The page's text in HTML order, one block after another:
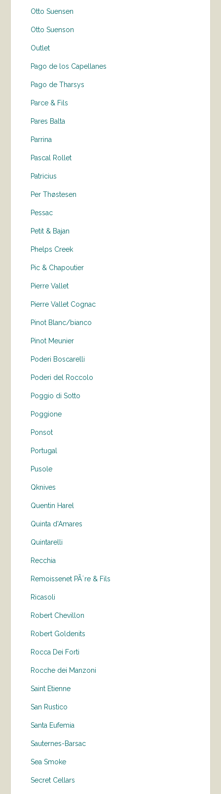
Otto Suensen
Otto Suenson
Outlet
Pago de los Capellanes
Pago de Tharsys
Parce & Fils
Pares Balta
Parrina
Pascal Rollet
Patricius
Per Thøstesen
Pessac
Petit & Bajan
Phelps Creek
Pic & Chapoutier
Pierre Vallet
Pierre Vallet Cognac
Pinot Blanc/bianco
Pinot Meunier
Poderi Boscarelli
Poderi del Roccolo
Poggio di Sotto
Poggione
Ponsot
Portugal
Pusole
Qknives
Quentin Harel
Quinta d'Amares
Quintarelli
Recchia
Remoissenet PÃ¨re & Fils
Ricasoli
Robert Chevillon
Robert Goldenits
Rocca Dei Forti
Rocche dei Manzoni
Saint Etienne
San Rustico
Santa Eufemia
Sauternes-Barsac
Sea Smoke
Secret Cellars